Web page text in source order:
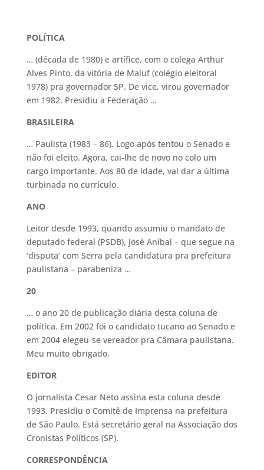
POLÍTICA
… (década de 1980) e artífice, com o colega Arthur
Alves Pinto, da vitória de Maluf (colégio eleitoral
1978) pra governador SP. De vice, virou governador
em 1982. Presidiu a Federação …
BRASILEIRA
… Paulista (1983 – 86). Logo após tentou o Senado e
não foi eleito. Agora, cai-lhe de novo no colo um
cargo importante. Aos 80 de idade, vai dar a última
turbinada no currículo.
ANO
Leitor desde 1993, quando assumiu o mandato de
deputado federal (PSDB), José Aníbal – que segue na
‘disputa’ com Serra pela candidatura pra prefeitura
paulistana – parabeniza …
20
… o ano 20 de publicação diária desta coluna de
política. Em 2002 foi o candidato tucano ao Senado e
em 2004 elegeu-se vereador pra Câmara paulistana.
Meu muito obrigado.
EDITOR
O jornalista Cesar Neto assina esta coluna desde
1993. Presidiu o Comitê de Imprensa na prefeitura
de São Paulo. Está secretário geral na Associação dos
Cronistas Políticos (SP).
CORRESPONDÊNCIA